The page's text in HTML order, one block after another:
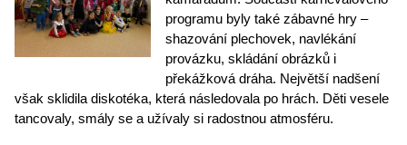
programu byly také zábavné hry –
shazování plechovek, navlékání
provázku, skládání obrázků i
překážková dráha. Největší nadšení
však sklidila diskotéka, která následovala po hrách. Děti vesele
tancovaly, smály se a užívaly si radostnou atmosféru.